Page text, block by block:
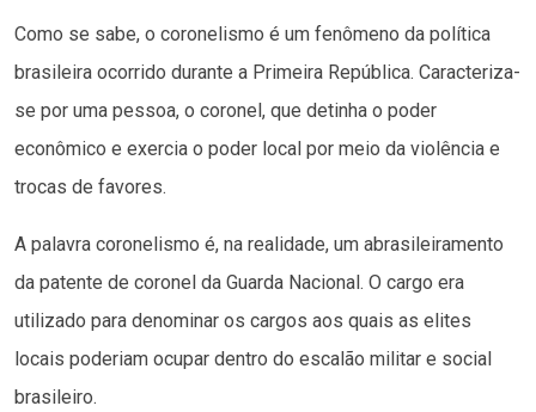
Como se sabe, o coronelismo é um fenômeno da política
brasileira ocorrido durante a Primeira República. Caracteriza-
se por uma pessoa, o coronel, que detinha o poder
econômico e exercia o poder local por meio da violência e
trocas de favores.
A palavra coronelismo é, na realidade, um abrasileiramento
da patente de coronel da Guarda Nacional. O cargo era
utilizado para denominar os cargos aos quais as elites
locais poderiam ocupar dentro do escalão militar e social
brasileiro.